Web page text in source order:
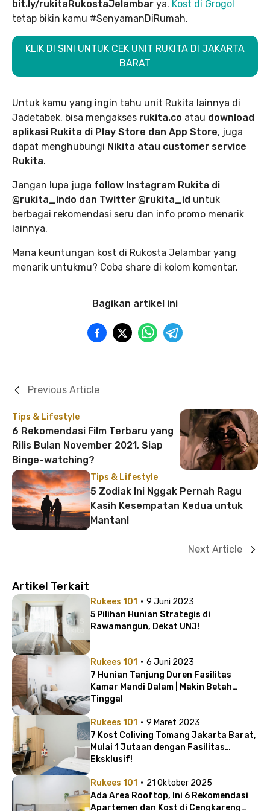
bit.ly/rukitaRukostaJelambar ya. Kost di Grogol
tetap bikin kamu #SenyamanDiRumah.
KLIK DI SINI UNTUK CEK UNIT RUKITA DI JAKARTA
BARAT
Untuk kamu yang ingin tahu unit Rukita lainnya di
Jadetabek, bisa mengakses rukita.co atau download
aplikasi Rukita di Play Store dan App Store, juga
dapat menghubungi Nikita atau customer service
Rukita.
Jangan lupa juga follow Instagram Rukita di
@rukita_indo dan Twitter @rukita_id untuk
berbagai rekomendasi seru dan info promo menarik
lainnya.
Mana keuntungan kost di Rukosta Jelambar yang
menarik untukmu? Coba share di kolom komentar.
Bagikan artikel ini
Tips & Lifestyle
6 Rekomendasi Film Terbaru yang
Rilis Bulan November 2021, Siap
Binge-watching?
Previous Article
Tips & Lifestyle
5 Zodiak Ini Nggak Pernah Ragu
Kasih Kesempatan Kedua untuk
Mantan!
Next Article
Artikel Terkait
Rukees 101 · 9 Juni 2023
5 Pilihan Hunian Strategis di
Rawamangun, Dekat UNJ!
Rukees 101 · 6 Juni 2023
7 Hunian Tanjung Duren Fasilitas
Kamar Mandi Dalam | Makin Betah
Tinggal
Rukees 101 · 9 Maret 2023
7 Kost Coliving Tomang Jakarta Barat,
Mulai 1 Jutaan dengan Fasilitas
Eksklusif!
Rukees 101 · 21 Oktober 2025
Ada Area Rooftop, Ini 6 Rekomendasi
Apartemen dan Kost di Cengkareng